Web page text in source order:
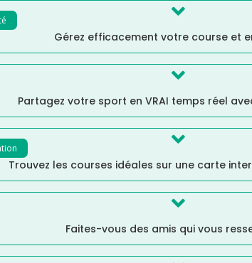

Gérez efficacement votre course et

Partagez votre sport en VRAI temps réel

Trouvez les courses idéales sur une carte

Faites-vous des amis qui vous